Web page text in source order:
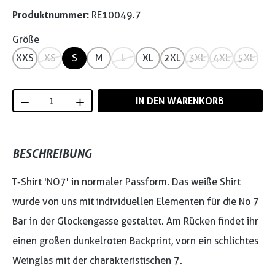
Produktnummer: RE10049.7
Größe
XXS
XS S M L XL 2XL 3XL 4XL 5XL
Produkt Anzahl: Gib den gewünschten
IN DEN WARENKORB
BESCHREIBUNG
T-Shirt 'NO7' in normaler Passform. Das weiße Shirt
wurde von uns mit individuellen Elementen für die No 7
Bar in der Glockengasse gestaltet. Am Rücken findet ihr
einen großen dunkelroten Backprint, vorn ein schlichtes
Weinglas mit der charakteristischen 7.